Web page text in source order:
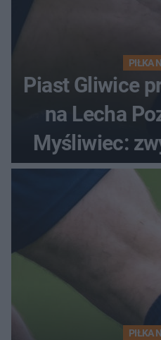
PIŁKA
Piast Gliwice
na Lecha
Myśliwiec:
PIŁKA